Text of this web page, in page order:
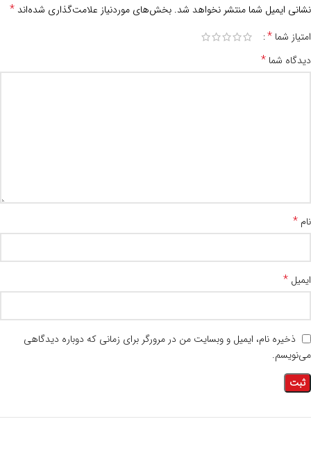
نشانی ایمیل شما منتشر نخواهد شد. بخش‌های موردنیاز علامت‌گذاری شده‌اند *
امتیاز شما *
دیدگاه شما *
نام *
ایمیل *
ذخیره نام، ایمیل و وبسایت من در مرورگر برای زمانی که دوباره دیدگاهی
می‌نویسم.